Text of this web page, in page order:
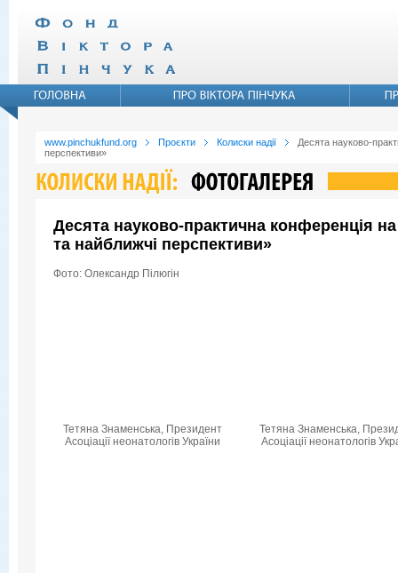
www.pinchukfund.org Проєкти Колиски надії
Десята науково-
перспективи»
Десята науково-практична конференцiя
та найближчі перспективи»
Фото: Олександр Пiлюгiн
Тетяна Знаменська, Президент
Асоціації неонатологів України
Тетяна Знаменська,
Асоціації неонатологів